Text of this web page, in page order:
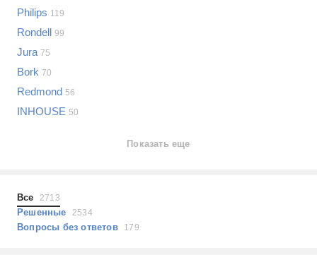
Apple
Indesit
JBL
Проблемы по категориям
Сотовые телефоны
Планшеты
Наушники
Выберите...
не включается
Philips 119
Rondell 99
Jura 75
Bork 70
Redmond 56
INHOUSE 50
Показать еще
Все 2713
Решенные 2534
Вопросы без ответов 179